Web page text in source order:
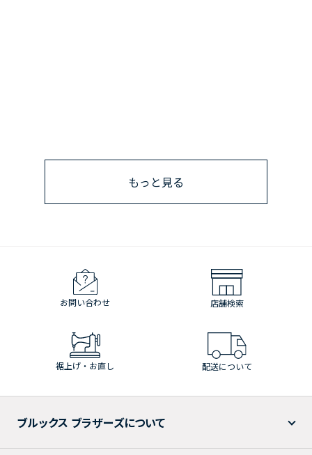
もっと見る
お問い合わせ 店舗検索
裾上げ・お直し 配送について
ブルックス ブラザーズについて